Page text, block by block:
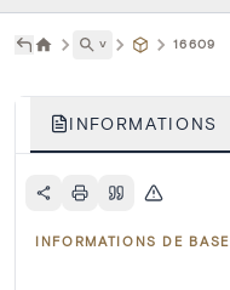
˅ 16609
INFORMATIONS
INFORMATIONS DE BASE